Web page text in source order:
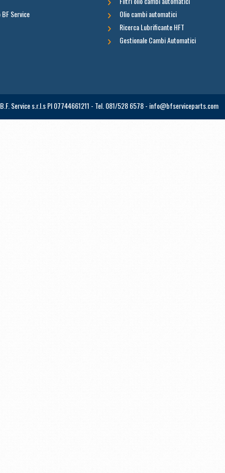
Service
Olio cambi automatici
Ricerca Lubrificante HFT
Gestionale Cambi Automatici
B.F. Service s.r.l.s PI 07744661211 - Tel. 081/528 6578 - info@bfserviceparts.com